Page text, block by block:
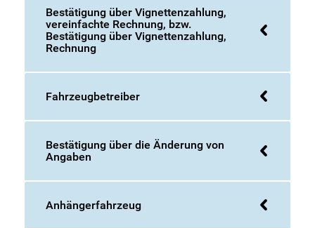
Bestätigung über Vignettenzahlung,
vereinfachte Rechnung, bzw.
Bestätigung über Vignettenzahlung,
Rechnung
Fahrzeugbetreiber
Bestätigung über die Änderung von
Angaben
Anhängerfahrzeug